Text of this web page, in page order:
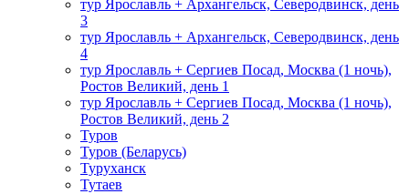
тур Ярославль + Архангельск, Северодвинск, день
3
тур Ярославль + Архангельск, Северодвинск, день
4
тур Ярославль + Сергиев Посад, Москва (1 ночь),
Ростов Великий, день 1
тур Ярославль + Сергиев Посад, Москва (1 ночь),
Ростов Великий, день 2
Туров
Туров (Беларусь)
Туруханск
Тутаев